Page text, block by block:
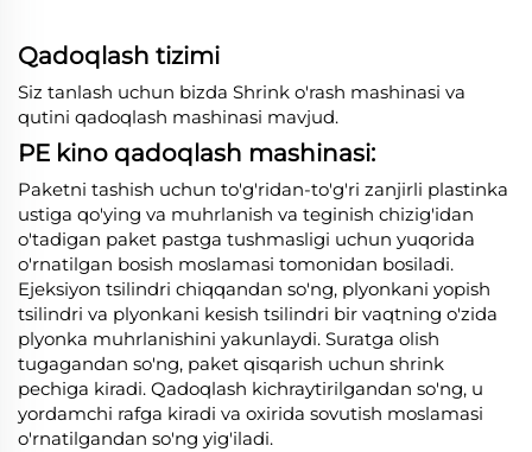
Qadoqlash tizimi
Siz tanlash uchun bizda Shrink o'rash mashinasi va
qutini qadoqlash mashinasi mavjud.
PE kino qadoqlash mashinasi:
Paketni tashish uchun to'g'ridan-to'g'ri zanjirli plastinka
ustiga qo'ying va muhrlanish va teginish chizig'idan
o'tadigan paket pastga tushmasligi uchun yuqorida
o'rnatilgan bosish moslamasi tomonidan bosiladi.
Ejeksiyon tsilindri chiqqandan so'ng, plyonkani yopish
tsilindri va plyonkani kesish tsilindri bir vaqtning o'zida
plyonka muhrlanishini yakunlaydi. Suratga olish
tugagandan so'ng, paket qisqarish uchun shrink
pechiga kiradi. Qadoqlash kichraytirilgandan so'ng, u
yordamchi rafga kiradi va oxirida sovutish moslamasi
o'rnatilgandan so'ng yig'iladi.